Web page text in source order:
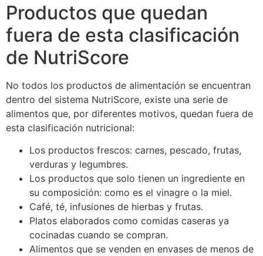
Productos que quedan
fuera de esta clasificación
de NutriScore
No todos los productos de alimentación se encuentran
dentro del sistema NutriScore, existe una serie de
alimentos que, por diferentes motivos, quedan fuera de
esta clasificación nutricional:
Los productos frescos: carnes, pescado, frutas,
verduras y legumbres.
Los productos que solo tienen un ingrediente en
su composición: como es el vinagre o la miel.
Café, té, infusiones de hierbas y frutas.
Platos elaborados como comidas caseras ya
cocinadas cuando se compran.
Alimentos que se venden en envases de menos de